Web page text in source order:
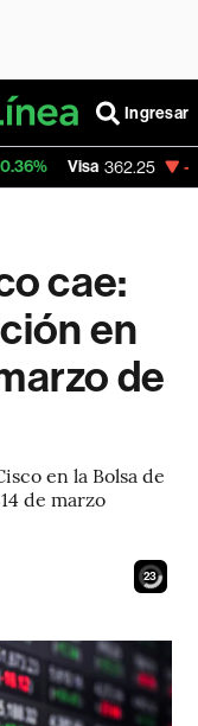
Ingresar
362.25 -2.22%
cae:
en
de
en la Bolsa de
de marzo
22